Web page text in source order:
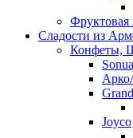
Фруктовая
Сладости из
Конфеты,
Joyco